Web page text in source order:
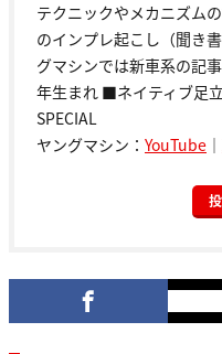
テクニックやメカニズム
のインプレ起こし（聞き
グマシンでは新車系の記
年生まれ ■ネイティブ足
SPECIAL
ヤングマシン： YouTube ｜